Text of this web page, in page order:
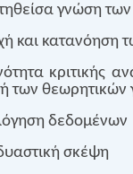
γνώση
και κατανόηση
κριτικής
των θεωρητικών
δεδομένων
σκέψη